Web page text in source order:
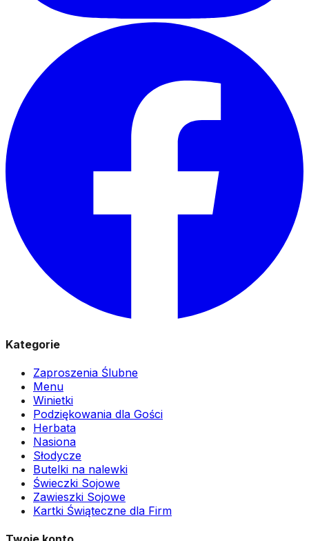
Kategorie
Zaproszenia Ślubne
Menu
Winietki
Podziękowania dla Gości
Herbata
Nasiona
Słodycze
Butelki na nalewki
Świeczki Sojowe
Zawieszki Sojowe
Kartki Świąteczne dla Firm